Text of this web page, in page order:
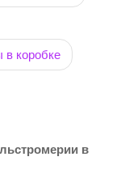
в коробке
в